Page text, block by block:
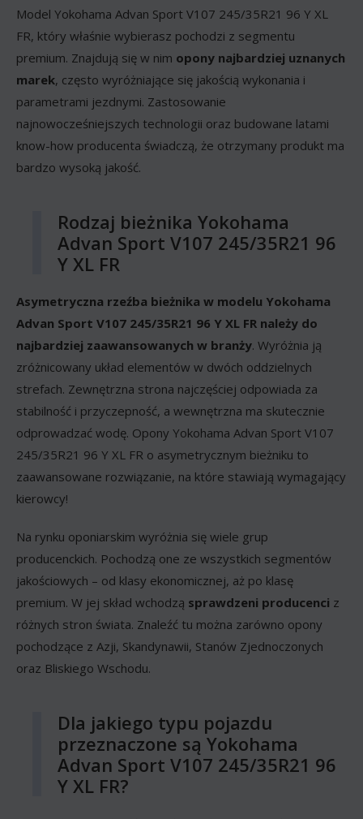
Model Yokohama Advan Sport V107 245/35R21 96 Y XL
FR, który właśnie wybierasz pochodzi z segmentu
premium. Znajdują się w nim opony najbardziej uznanych
marek, często wyróżniające się jakością wykonania i
parametrami jezdnymi. Zastosowanie
najnowocześniejszych technologii oraz budowane latami
know-how producenta świadczą, że otrzymany produkt ma
bardzo wysoką jakość.
Rodzaj bieżnika Yokohama
Advan Sport V107 245/35R21 96
Y XL FR
Asymetryczna rzeźba bieżnika w modelu Yokohama
Advan Sport V107 245/35R21 96 Y XL FR należy do
najbardziej zaawansowanych w branży. Wyróżnia ją
zróżnicowany układ elementów w dwóch oddzielnych
strefach. Zewnętrzna strona najczęściej odpowiada za
stabilność i przyczepność, a wewnętrzna ma skutecznie
odprowadzać wodę. Opony Yokohama Advan Sport V107
245/35R21 96 Y XL FR o asymetrycznym bieżniku to
zaawansowane rozwiązanie, na które stawiają wymagający
kierowcy!
Na rynku oponiarskim wyróżnia się wiele grup
producenckich. Pochodzą one ze wszystkich segmentów
jakościowych – od klasy ekonomicznej, aż po klasę
premium. W jej skład wchodzą sprawdzeni producenci z
różnych stron świata. Znaleźć tu można zarówno opony
pochodzące z Azji, Skandynawii, Stanów Zjednoczonych
oraz Bliskiego Wschodu.
Dla jakiego typu pojazdu
przeznaczone są Yokohama
Advan Sport V107 245/35R21 96
Y XL FR?